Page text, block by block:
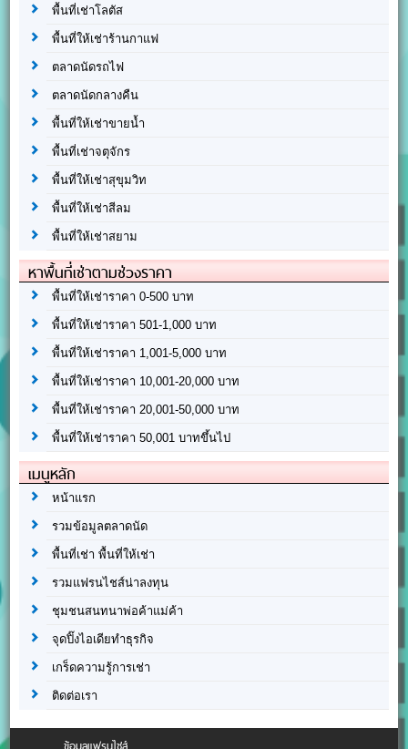
พื้นที่เช่าโลตัส
พื้นที่ให้เช่าร้านกาแฟ
ตลาดนัดรถไฟ
ตลาดนัดกลางคืน
พื้นที่ให้เช่าขายน้ำ
พื้นที่เช่าจตุจักร
พื้นที่ให้เช่าสุขุมวิท
พื้นที่ให้เช่าสีลม
พื้นที่ให้เช่าสยาม
หาพื้นที่เช่าตามช่วงราคา
พื้นที่ให้เช่าราคา 0-500 บาท
พื้นที่ให้เช่าราคา 501-1,000 บาท
พื้นที่ให้เช่าราคา 1,001-5,000 บาท
พื้นที่ให้เช่าราคา 10,001-20,000 บาท
พื้นที่ให้เช่าราคา 20,001-50,000 บาท
พื้นที่ให้เช่าราคา 50,001 บาทขึ้นไป
เมนูหลัก
หน้าแรก
รวมข้อมูลตลาดนัด
พื้นที่เช่า พื้นที่ให้เช่า
รวมแฟรนไชส์น่าลงทุน
ชุมชนสนทนาพ่อค้าแม่ค้า
จุดปิ๊งไอเดียทำธุรกิจ
เกร็ดความรู้การเช่า
ติดต่อเรา